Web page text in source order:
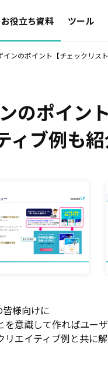
お役立ち資料 ツール
インのポイント【チェックリス
のポイン
ィブ例も
様向けに
意識して作ればユー
エイティブ例と共に解